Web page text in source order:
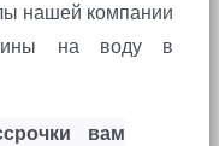
нашей компании
на воду в
вам